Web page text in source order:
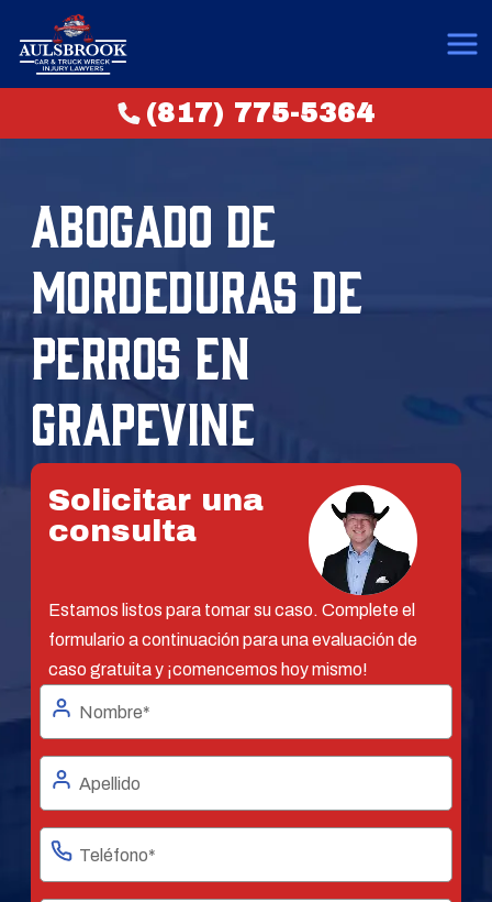
(817) 775-5364
ABOGADO DE
MORDEDURAS DE
PERROS EN
GRAPEVINE
Solicitar una
consulta
Estamos listos para tomar su caso. Complete el
formulario a continuación para una evaluación de
caso gratuita y ¡comencemos hoy mismo!